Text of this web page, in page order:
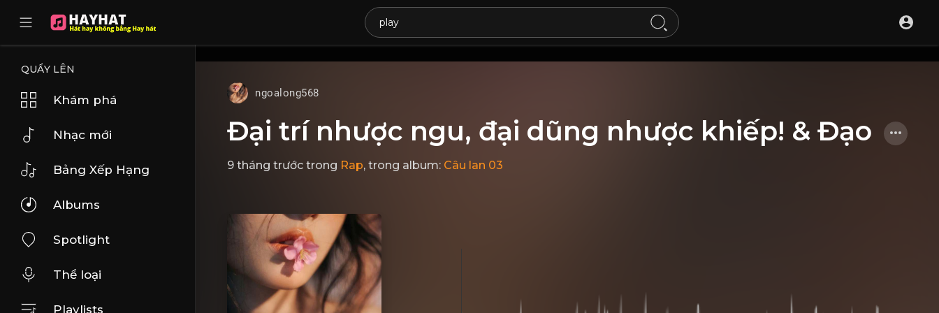
QUẨY LÊN
Khám phá
Nhạc mới
Bảng Xếp Hạng
Albums
Spotlight
Thể loại
Playlists
ngoalong568
Đại trí nhược ngu, đại dũng nhược khiếp! & Đạo
9 tháng trước trong Rap, trong album: Câu lan 03